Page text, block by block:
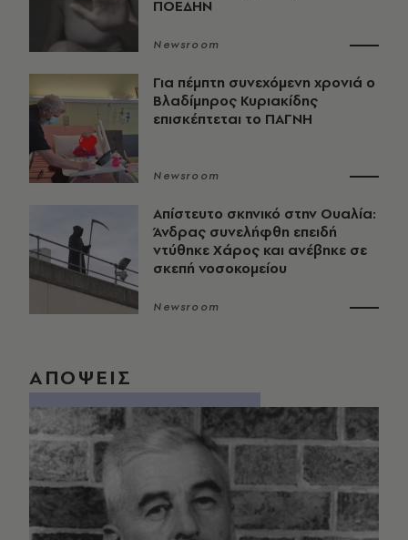
ΠΟΕΔΗΝ
Newsroom
Για πέμπτη συνεχόμενη χρονιά ο
Βλαδίμηρος Κυριακίδης
επισκέπτεται το ΠΑΓΝΗ
Newsroom
Απίστευτο σκηνικό στην Ουαλία:
Άνδρας συνελήφθη επειδή
ντύθηκε Χάρος και ανέβηκε σε
σκεπή νοσοκομείου
Newsroom
ΑΠΟΨΕΙΣ